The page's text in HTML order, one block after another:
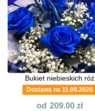
Bukiet niebieskich róż
Dostawa na 11.08.2026
od 209.00 zł